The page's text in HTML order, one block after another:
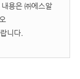
용은 ㈜에스알
니다.